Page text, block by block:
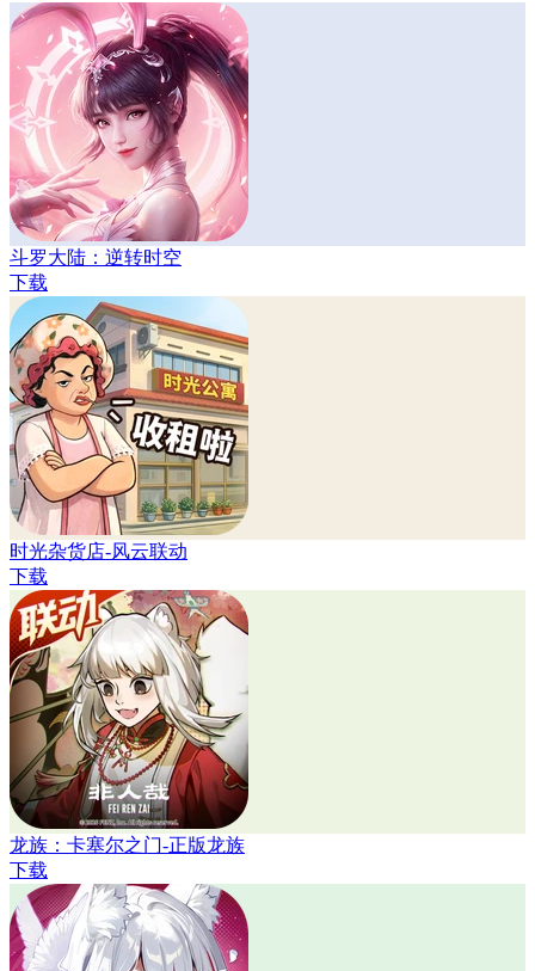
斗罗大陆：逆转时空
下载
时光杂货店-风云联动
下载
龙族：卡塞尔之门-正版龙族
下载